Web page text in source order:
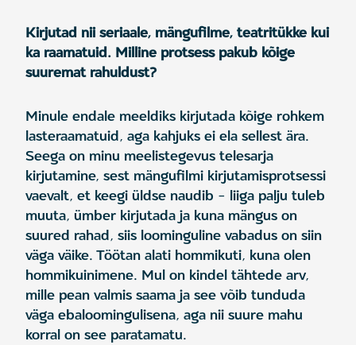
Kirjutad nii seriaale, mängufilme, teatritükke kui
ka raamatuid. Milline protsess pakub kõige
suuremat rahuldust?
Minule endale meeldiks kirjutada kõige rohkem
lasteraamatuid, aga kahjuks ei ela sellest ära.
Seega on minu meelistegevus telesarja
kirjutamine, sest mängufilmi kirjutamisprotsessi
vaevalt, et keegi üldse naudib – liiga palju tuleb
muuta, ümber kirjutada ja kuna mängus on
suured rahad, siis loominguline vabadus on siin
väga väike. Töötan alati hommikuti, kuna olen
hommikuinimene. Mul on kindel tähtede arv,
mille pean valmis saama ja see võib tunduda
väga ebaloomingulisena, aga nii suure mahu
korral on see paratamatu.